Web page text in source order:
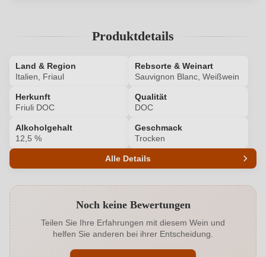
Produktdetails
Land & Region
Italien, Friaul
Rebsorte & Weinart
Sauvignon Blanc, Weißwein
Herkunft
Friuli DOC
Qualität
DOC
Alkoholgehalt
12,5 %
Geschmack
Trocken
Alle Details
Alkoholgehalt in % 12,5 %
Allergene Enthält Sulfite
Noch keine Bewertungen
Teilen Sie Ihre Erfahrungen mit diesem Wein und
helfen Sie anderen bei ihrer Entscheidung.